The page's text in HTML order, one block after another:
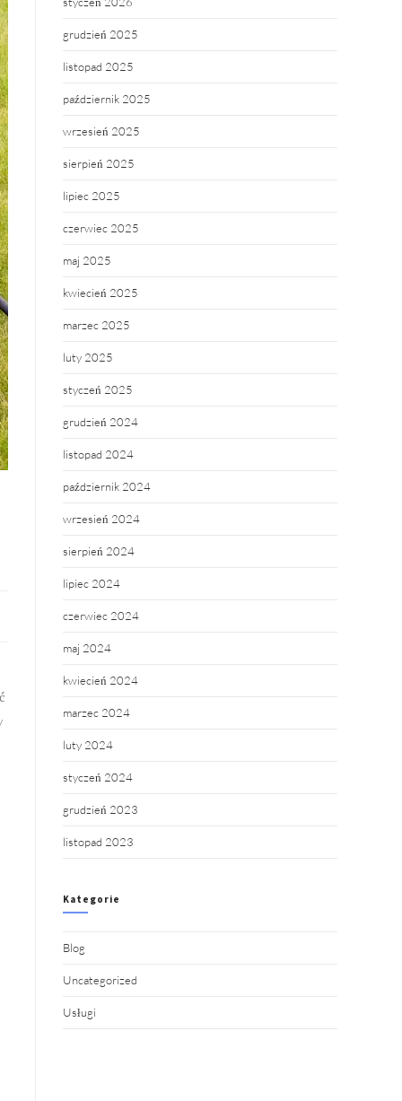
grudzień 2025
listopad 2025
październik 2025
wrzesień 2025
sierpień 2025
lipiec 2025
czerwiec 2025
maj 2025
kwiecień 2025
marzec 2025
luty 2025
styczeń 2025
grudzień 2024
listopad 2024
październik 2024
wrzesień 2024
sierpień 2024
lipiec 2024
czerwiec 2024
maj 2024
kwiecień 2024
marzec 2024
luty 2024
styczeń 2024
grudzień 2023
listopad 2023
Kategorie
Blog
Uncategorized
Usługi